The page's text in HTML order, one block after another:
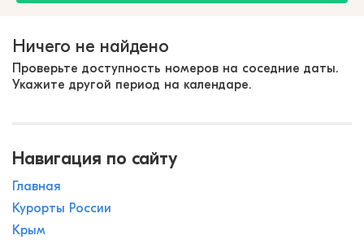
Ничего не найдено
Проверьте доступность номеров на соседние даты.
Укажите другой период на календаре.
Навигация по сайту
Главная
Курорты России
Крым